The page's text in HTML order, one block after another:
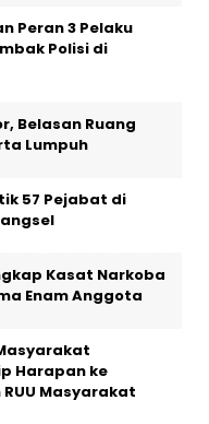
Peran 3 Pelaku
Polisi di
Belasan Ruang
Lumpuh
57 Pejabat di
Kasat Narkoba
Enam Anggota
Harapan ke
Masyarakat